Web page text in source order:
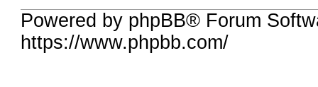
Powered by phpBB® Forum
https://www.phpbb.com/